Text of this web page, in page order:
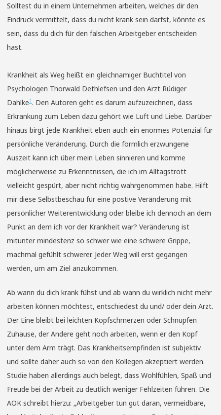
Solltest du in einem Unternehmen arbeiten, welches dir den
Eindruck vermittelt, dass du nicht krank sein darfst, könnte es
sein, dass du dich für den falschen Arbeitgeber entscheiden
hast.
Krankheit als Weg heißt ein gleichnamiger Buchtitel von
Psychologen Thorwald Dethlefsen und den Arzt Rüdiger
Dahlke1. Den Autoren geht es darum aufzuzeichnen, dass
Erkrankung zum Leben dazu gehört wie Luft und Liebe. Darüber
hinaus birgt jede Krankheit eben auch ein enormes Potenzial für
persönliche Veränderung. Durch die förmlich erzwungene
Auszeit kann ich über mein Leben sinnieren und komme
möglicherweise zu Erkenntnissen, die ich im Alltagstrott
vielleicht gespürt, aber nicht richtig wahrgenommen habe. Hilft
mir diese Selbstbeschau für eine postive Veränderung mit
persönlicher Weiterentwicklung oder bleibe ich dennoch an dem
Punkt an dem ich vor der Krankheit war? Veränderung ist
mitunter mindestenz so schwer wie eine schwere Grippe,
machmal gefühlt schwerer. Jeder Weg will erst gegangen
werden, um am Ziel anzukommen.
Ab wann du dich krank fühst und ab wann du wirklich nicht mehr
arbeiten können möchtest, entschiedest du und/ oder dein Arzt.
Der Eine bleibt bei leichten Kopfschmerzen oder Schnupfen
Zuhause, der Andere geht noch arbeiten, wenn er den Kopf
unter dem Arm trägt. Das Krankheitsempfinden ist subjektiv
und sollte daher auch so von den Kollegen akzeptiert werden.
Studie haben allerdings auch belegt, dass Wohlfühlen, Spaß und
Freude bei der Arbeit zu deutlich weniger Fehlzeiten führen. Die
AOK schreibt hierzu: „Arbeitgeber tun gut daran, vermeidbare,